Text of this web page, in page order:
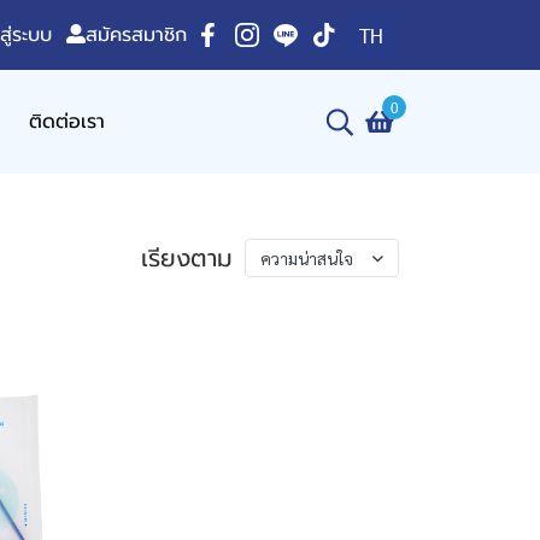
ระบบ สมัครสมาชิก TH
ติดต่อเรา 0
เรียงตาม ความน่าสนใจ